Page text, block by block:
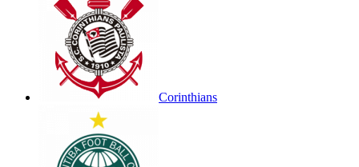
Corinthians